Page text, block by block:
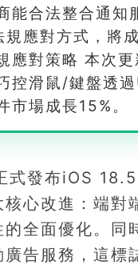
能合法整合通
應對方式，將
應對策略 本次
控滑鼠/鍵盤透
市場成長15%。
發布iOS 18.5
心改進：端對
全面優化。
廣告服務，這